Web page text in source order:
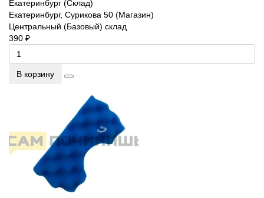
Екатеринбург (Склад)
Екатеринбург, Сурикова 50 (Магазин)
Центральный (Базовый) склад
390 ₽
В корзину